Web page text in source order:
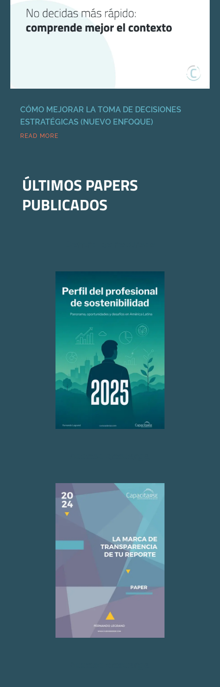
CÓMO MEJORAR LA TOMA DE DECISIONES
ESTRATÉGICAS (NUEVO ENFOQUE)
READ MORE
ÚLTIMOS PAPERS
PUBLICADOS